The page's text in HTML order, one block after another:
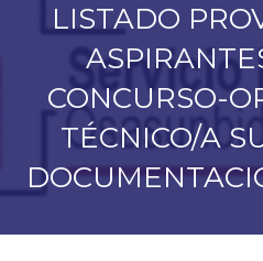
LISTADO
CONCURSO-
TÉCNICO/A